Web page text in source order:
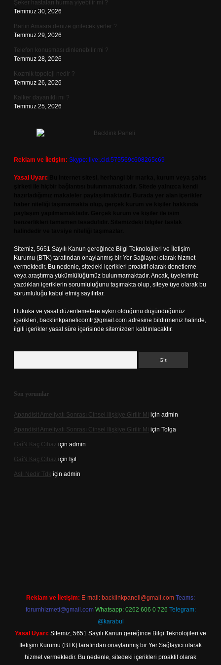
Şeker hastaları hurma yiyebilir mi ?
Temmuz 30, 2026
Bartın Amasra denize girilecek yerler ?
Temmuz 29, 2026
Telefon konuşması dinlenebilir mi ?
Temmuz 28, 2026
Kozmik topoloji nedir ?
Temmuz 26, 2026
Kalker dayanıklı mı ?
Temmuz 25, 2026
Reklam ve İletişim: Skype: live:.cid.575569c608265c69
Yasal Uyarı:
Sitemiz, 5651 Sayılı Kanun gereğince Bilgi Teknolojileri ve İletişim
Kurumu (BTK) tarafından onaylanmış bir Yer Sağlayıcı olarak hizmet
vermektedir. Bu nedenle, sitedeki içerikleri proaktif olarak denetleme
veya araştırma yükümlülüğümüz bulunmamaktadır. Ancak, üyelerimiz
yazdıkları içeriklerin sorumluluğunu taşımakta olup, siteye üye olarak bu
sorumluluğu kabul etmiş sayılırlar.
Hukuka ve yasal düzenlemelere aykırı olduğunu düşündüğünüz
içerikleri, backlinkpanelicomtr@gmail.com adresine bildirmeniz halinde,
ilgili içerikler yasal süre içerisinde sitemizden kaldırılacaktır.
Son yorumlar
Apandisit Ameliyatı Sonrası Cinsel Ilişkiye Girilir Mi için admin
Apandisit Ameliyatı Sonrası Cinsel Ilişkiye Girilir Mi için Tolga
Gai̇N Kaç Cihaz için admin
Gai̇N Kaç Cihaz için Işıl
Aslı Nedir Tdk için admin
Reklam ve İletişim: E-mail: backlinkpaneli@gmail.com Teams:
forumhizmeti@gmail.com Whatsapp: 0262 606 0 726 Telegram:
@karabul
Yasal Uyarı: Sitemiz, 5651 Sayılı Kanun gereğince Bilgi Teknolojileri ve
İletişim Kurumu (BTK) tarafından onaylanmış bir Yer Sağlayıcı olarak
hizmet vermektedir. Bu nedenle, sitedeki içerikleri proaktif olarak